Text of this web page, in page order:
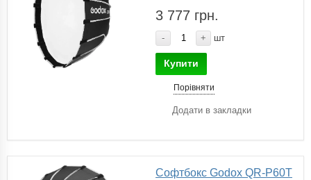
3 777 грн.
- + шт
Купити
Порівняти
Додати в закладки
Софтбокс Godox QR-P60T